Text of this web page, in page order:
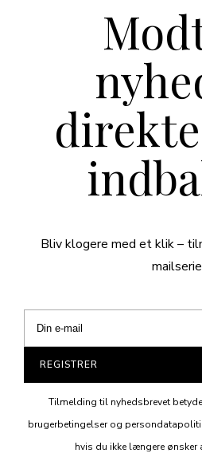
Bliv klogere med et klik –
REGISTRER
Tilmelding til nyhedsbrevet
brugerbetingelser og
hvis du ikke længere